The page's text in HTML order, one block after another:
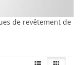
de revêtement de